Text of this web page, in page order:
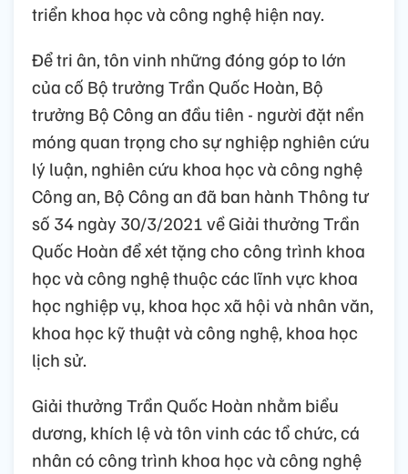
triển khoa học và công nghệ hiện nay.
Để tri ân, tôn vinh những đóng góp to lớn
của cố Bộ trưởng Trần Quốc Hoàn, Bộ
trưởng Bộ Công an đầu tiên - người đặt nền
móng quan trọng cho sự nghiệp nghiên cứu
lý luận, nghiên cứu khoa học và công nghệ
Công an, Bộ Công an đã ban hành Thông tư
số 34 ngày 30/3/2021 về Giải thưởng Trần
Quốc Hoàn để xét tặng cho công trình khoa
học và công nghệ thuộc các lĩnh vực khoa
học nghiệp vụ, khoa học xã hội và nhân văn,
khoa học kỹ thuật và công nghệ, khoa học
lịch sử.
Giải thưởng Trần Quốc Hoàn nhằm biểu
dương, khích lệ và tôn vinh các tổ chức, cá
nhân có công trình khoa học và công nghệ